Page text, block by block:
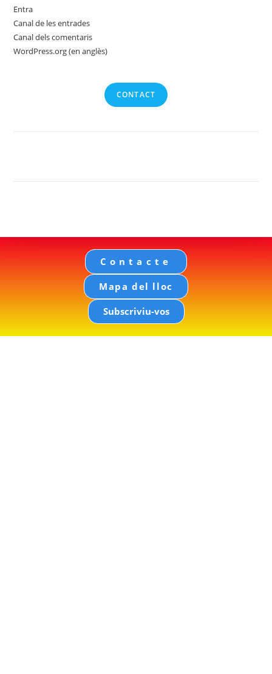
Entra
Canal de les entrades
Canal dels comentaris
WordPress.org (en anglès)
CONTACT
Contacte
Mapa del lloc
Subscriviu-vos